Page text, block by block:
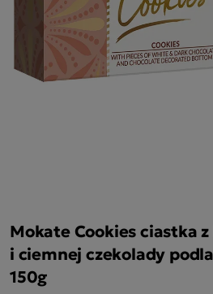
Mokate Cookies ciastka
i ciemnej czekolady
150g